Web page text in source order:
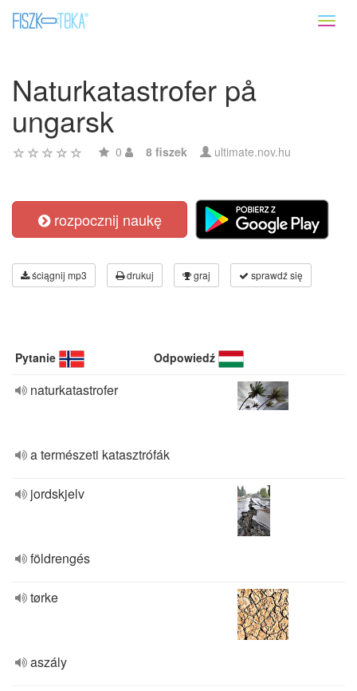
Naturkatastrofer på
ungarsk
0 8 fiszek ultimate.nov.hu
rozpocznij naukę
ściągnij mp3 drukuj graj sprawdź się
Pytanie Odpowiedź
naturkatastrofer
a természeti katasztrófák
jordskjelv
földrengés
tørke
aszály